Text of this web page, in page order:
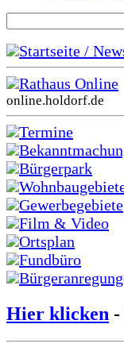
Startseite /
Rathaus Online
online.holdorf.de
Termine
Bürgerpark
Gewerbegebiete
Film & Video
Ortsplan
Fundbüro
Hier klicken -